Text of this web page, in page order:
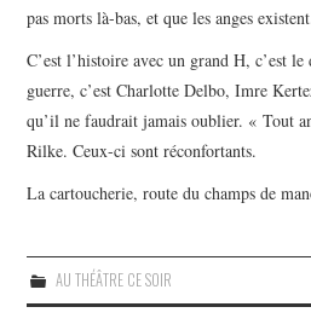
pas morts là-bas, et que les anges
C’est l’histoire avec un grand H, c’est
guerre, c’est Charlotte Delbo, Imre
qu’il ne faudrait jamais oublier. « Tout
Rilke. Ceux-ci sont réconfortants.
La cartoucherie, route du champs de
AU THÉÂTRE CE SOIR